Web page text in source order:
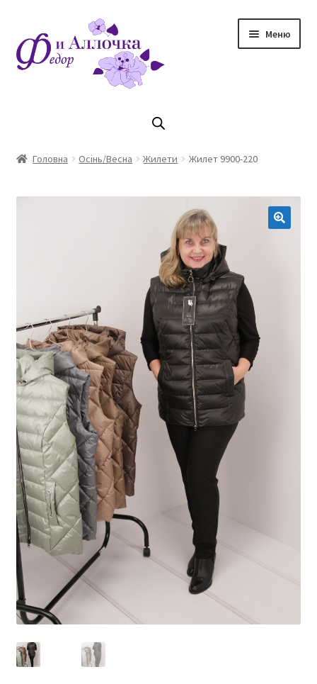
до
навігації
до
контенту
Меню
Головна Осінь/Весна Жилети Жилет 9900-220